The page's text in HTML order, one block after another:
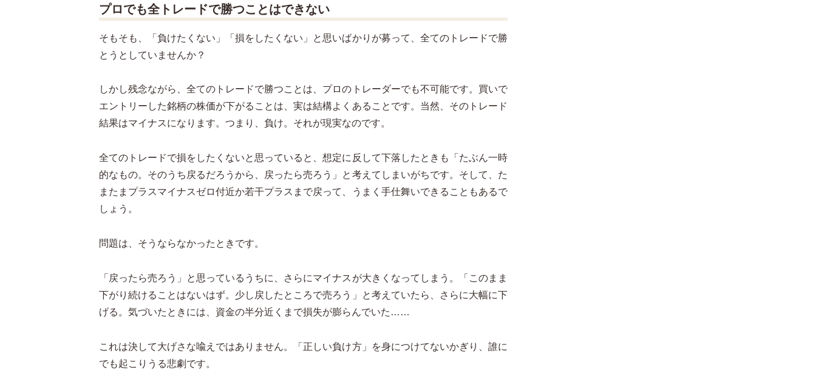
プロでも全トレードで勝つことはできない
そもそも、「負けたくない」「損をしたくない」と思いばかりが募って、全てのトレードで勝
とうとしていませんか？
しかし残念ながら、全てのトレードで勝つことは、プロのトレーダーでも不可能です。買いで
エントリーした銘柄の株価が下がることは、実は結構よくあることです。当然、そのトレード
結果はマイナスになります。つまり、負け。それが現実なのです。
全てのトレードで損をしたくないと思っていると、想定に反して下落したときも「たぶん一時
的なもの。そのうち戻るだろうから、戻ったら売ろう」と考えてしまいがちです。そして、た
またまプラスマイナスゼロ付近か若干プラスまで戻って、うまく手仕舞いできることもあるで
しょう。
問題は、そうならなかったときです。
「戻ったら売ろう」と思っているうちに、さらにマイナスが大きくなってしまう。「このまま
下がり続けることはないはず。少し戻したところで売ろう」と考えていたら、さらに大幅に下
げる。気づいたときには、資金の半分近くまで損失が膨らんでいた……
これは決して大げさな喩えではありません。「正しい負け方」を身につけてないかぎり、誰に
でも起こりうる悲劇です。